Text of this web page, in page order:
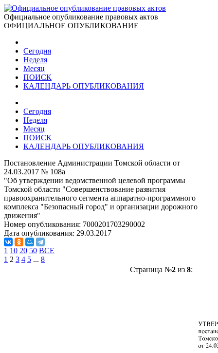
Официальное опубликование правовых актов
ОФИЦИАЛЬНОЕ ОПУБЛИКОВАНИЕ
Сегодня
Неделя
Месяц
ПОИСК
КАЛЕНДАРЬ ОПУБЛИКОВАНИЯ
Сегодня
Неделя
Месяц
ПОИСК
КАЛЕНДАРЬ ОПУБЛИКОВАНИЯ
Постановление Администрации Томской области от
24.03.2017 № 108а
"Об утверждении ведомственной целевой программы
Томской области "Совершенствование развития
правоохранительного сегмента аппаратно-программного
комплекса "Безопасный город" и организации дорожного
движения"
Номер опубликования: 7000201703290002
Дата опубликования: 29.03.2017
1 10 20 50 ВСЕ
1 2 3 4 5 ... 8
Страница №2из 8: